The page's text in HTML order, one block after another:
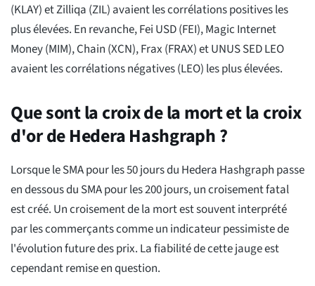
(KLAY) et Zilliqa (ZIL) avaient les corrélations positives les
plus élevées. En revanche, Fei USD (FEI), Magic Internet
Money (MIM), Chain (XCN), Frax (FRAX) et UNUS SED LEO
avaient les corrélations négatives (LEO) les plus élevées.
Que sont la croix de la mort et la croix
d'or de Hedera Hashgraph ?
Lorsque le SMA pour les 50 jours du Hedera Hashgraph passe
en dessous du SMA pour les 200 jours, un croisement fatal
est créé. Un croisement de la mort est souvent interprété
par les commerçants comme un indicateur pessimiste de
l'évolution future des prix. La fiabilité de cette jauge est
cependant remise en question.